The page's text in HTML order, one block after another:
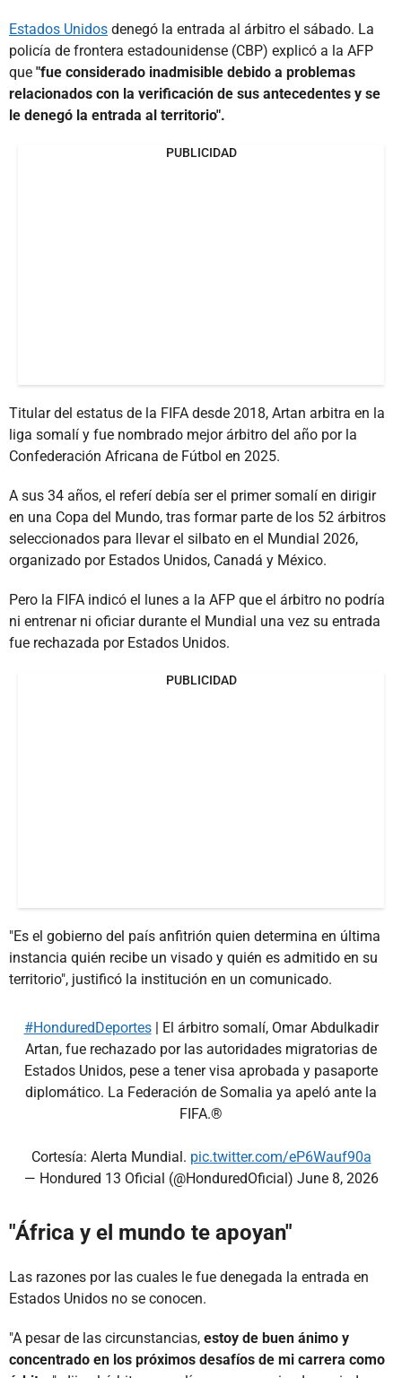
Estados Unidos denegó la entrada al árbitro el sábado. La
policía de frontera estadounidense (CBP) explicó a la AFP
que "fue considerado inadmisible debido a problemas
relacionados con la verificación de sus antecedentes y se
le denegó la entrada al territorio".
PUBLICIDAD
Titular del estatus de la FIFA desde 2018, Artan arbitra en la
liga somalí y fue nombrado mejor árbitro del año por la
Confederación Africana de Fútbol en 2025.
A sus 34 años, el referí debía ser el primer somalí en dirigir
en una Copa del Mundo, tras formar parte de los 52 árbitros
seleccionados para llevar el silbato en el Mundial 2026,
organizado por Estados Unidos, Canadá y México.
Pero la FIFA indicó el lunes a la AFP que el árbitro no podría
ni entrenar ni oficiar durante el Mundial una vez su entrada
fue rechazada por Estados Unidos.
PUBLICIDAD
"Es el gobierno del país anfitrión quien determina en última
instancia quién recibe un visado y quién es admitido en su
territorio", justificó la institución en un comunicado.
#HonduredDeportes| El árbitro somalí, Omar Abdulkadir
Artan, fue rechazado por las autoridades migratorias de
Estados Unidos, pese a tener visa aprobada y pasaporte
diplomático. La Federación de Somalia ya apeló ante la
FIFA.®
Cortesía: Alerta Mundial. pic.twitter.com/eP6Wauf90a
— Hondured 13 Oficial (@HonduredOficial) June 8, 2026
"África y el mundo te apoyan"
Las razones por las cuales le fue denegada la entrada en
Estados Unidos no se conocen.
"A pesar de las circunstancias, estoy de buen ánimo y
concentrado en los próximos desafíos de mi carrera como